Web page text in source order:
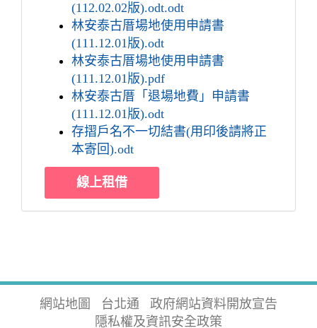
(112.02.02版).odt.odt
林安泰古厝場地使用申請書
(111.12.01版).odt
林安泰古厝場地使用申請書
(111.12.01版).pdf
林安泰古厝「退場地費」申請書
(111.12.01版).odt
存摺戶名不一切結書(用印後請將正
本寄回).odt
線上租借
網站地圖 台北通
政府網站資料開放宣告
隱私權及資訊安全政策